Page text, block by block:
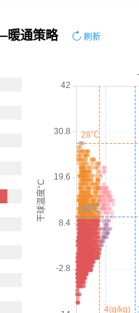
暖通策略 刷新